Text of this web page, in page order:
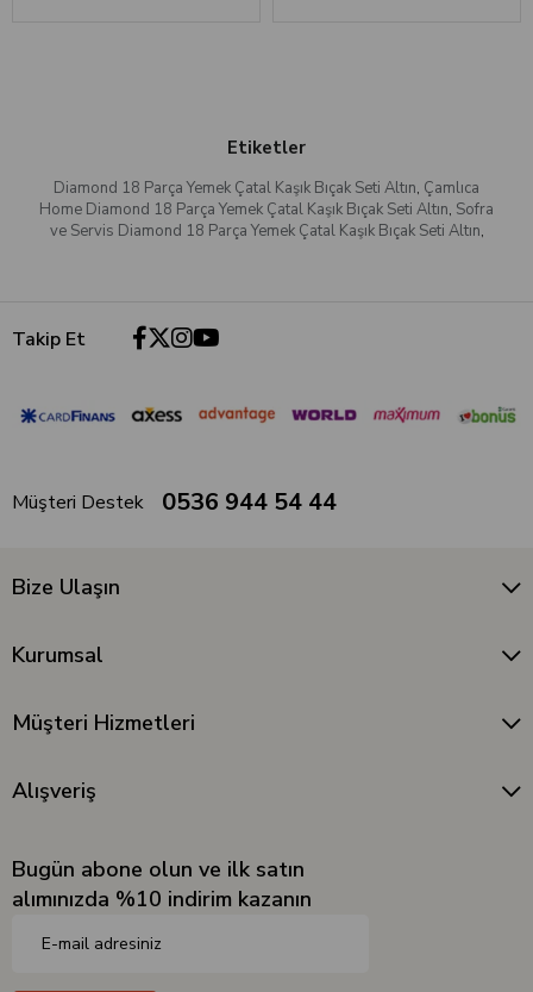
Etiketler
Diamond 18 Parça Yemek Çatal Kaşık Bıçak Seti Altın, Çamlıca
Home Diamond 18 Parça Yemek Çatal Kaşık Bıçak Seti Altın, Sofra
ve Servis Diamond 18 Parça Yemek Çatal Kaşık Bıçak Seti Altın,
Takip Et
Müşteri Destek 0536 944 54 44
Bize Ulaşın
Kurumsal
Müşteri Hizmetleri
Alışveriş
Bugün abone olun ve ilk satın
alımınızda %10 indirim kazanın